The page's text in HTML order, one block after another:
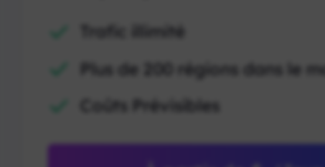
Trafic illimité
Plus de 200 régions dans le
Coûts Prévisibles